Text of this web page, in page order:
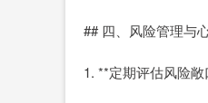
## 四、风险管理与
1. **定期评估风险